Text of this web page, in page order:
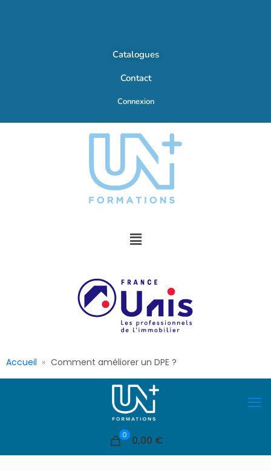
Catalogues
Contact
Connexion
Accueil Comment améliorer un DPE ?
0 0,00 €